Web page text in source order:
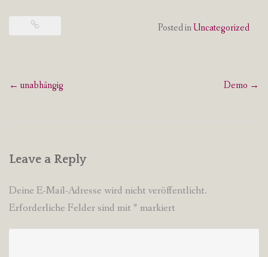
Posted inUncategorized
Post
← unabhängig Demo →
Leave a Reply
Deine E-Mail-Adresse wird nicht veröffentlicht.
Erforderliche Felder sind mit * markiert